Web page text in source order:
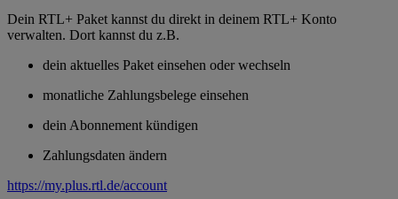
Dein RTL+ Paket kannst du direkt in deinem RTL+ Konto
verwalten. Dort kannst du z.B.
dein aktuelles Paket einsehen oder wechseln
monatliche Zahlungsbelege einsehen
dein Abonnement kündigen
Zahlungsdaten ändern
https://my.plus.rtl.de/account